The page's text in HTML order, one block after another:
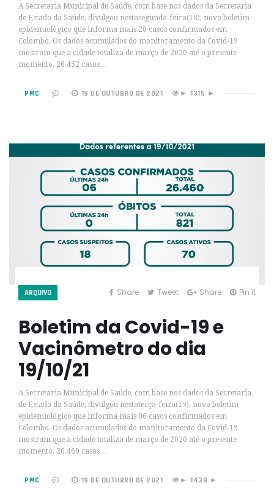
A Secretaria Municipal de Saúde, com base nos dados da Secretaria
de Estado da Saúde, divulgou nestasegunda-feira(18), novo boletim
epidemiológico que informa mais 20 casos confirmados em
Colombo. Os dados acumulados do monitoramento da Covid-19
mostram que a cidade totaliza de março de 2020 até o presente
momento, 26.452 casos…
PMC 19 DE OUTUBRO DE 2021 ► 1315 ►
ARQUIVO Share Tweet Share Pin it
Boletim da Covid-19 e
Vacinômetro do dia
19/10/21
A Secretaria Municipal de Saúde, com base nos dados da Secretaria
de Estado da Saúde, divulgou nestaterça-feira(19), novo boletim
epidemiológico que informa mais 06 casos confirmados em
Colombo. Os dados acumulados do monitoramento da Covid-19
mostram que a cidade totaliza de março de 2020 até o presente
momento, 26.460 casos…
PMC 19 DE OUTUBRO DE 2021 ► 1439 ►